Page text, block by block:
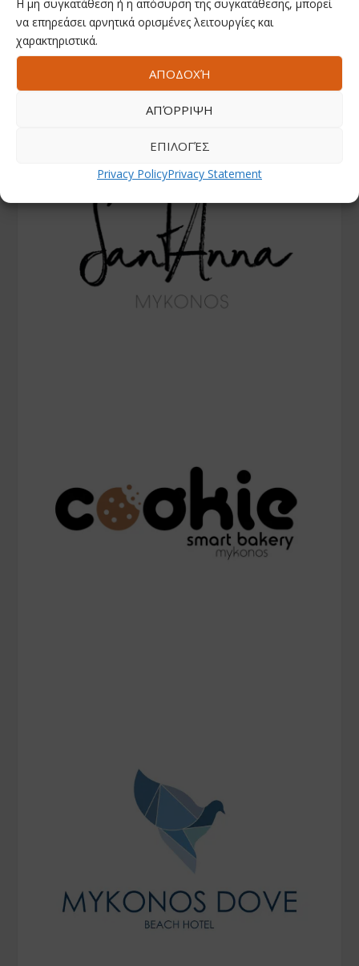
Η μη συγκατάθεση ή η απόσυρση της συγκατάθεσης, μπορεί
να επηρεάσει αρνητικά ορισμένες λειτουργίες και
χαρακτηριστικά.
ΑΠΟΔΟΧΉ
ΑΠΌΡΡΙΨΗ
ΕΠΙΛΟΓΈΣ
Privacy PolicyPrivacy Statement